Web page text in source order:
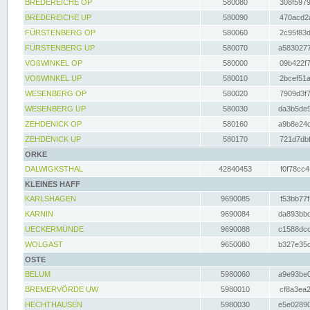
BREDEREICHE OP 580080
BREDEREICHE UP
580090
FÜRSTENBERG OP
580060
FÜRSTENBERG UP
580070
VOßWINKEL OP
580000
VOßWINKEL UP
580010
WESENBERG OP
580020
WESENBERG UP
580030
ZEHDENICK OP
580160
ZEHDENICK UP
580170
ORKE
DALWIGKSTHAL
42840453
KLEINES HAFF
KARLSHAGEN
9690085
KARNIN
9690084
UECKERMÜNDE
9690088
WOLGAST
9650080
OSTE
BELUM
5980060
BREMERVÖRDE UW
5980010
HECHTHAUSEN
5980030